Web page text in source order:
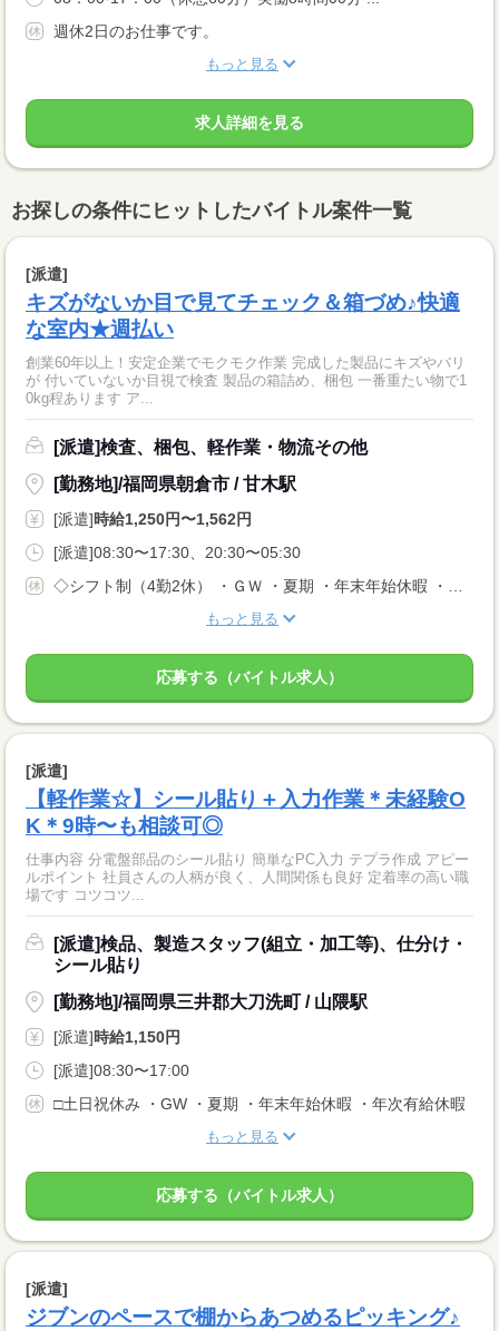
週休2日のお仕事です。
もっと見る
求人詳細を見る
お探しの条件にヒットしたバイトル案件一覧
[派遣]
キズがないか目で見てチェック＆箱づめ♪快適
な室内★週払い
創業60年以上！安定企業でモクモク作業 完成した製品にキズやバリ
が 付いていないか目視で検査 製品の箱詰め、梱包 一番重たい物で1
0kg程あります ア...
[派遣]検査、梱包、軽作業・物流その他
[勤務地]/福岡県朝倉市 / 甘木駅
[派遣]時給1,250円〜1,562円
[派遣]08:30〜17:30、20:30〜05:30
◇シフト制（4勤2休） ・ＧＷ ・夏期 ・年末年始休暇 ・年次有給休暇
もっと見る
応募する（バイトル求人）
[派遣]
【軽作業☆】シール貼り＋入力作業＊未経験O
K＊9時〜も相談可◎
仕事内容 分電盤部品のシール貼り 簡単なPC入力 テプラ作成 アピー
ルポイント 社員さんの人柄が良く、人間関係も良好 定着率の高い職
場です コツコツ...
[派遣]検品、製造スタッフ(組立・加工等)、仕分け・
シール貼り
[勤務地]/福岡県三井郡大刀洗町 / 山隈駅
[派遣]時給1,150円
[派遣]08:30〜17:00
□土日祝休み ・GW ・夏期 ・年末年始休暇 ・年次有給休暇
もっと見る
応募する（バイトル求人）
[派遣]
ジブンのペースで棚からあつめるピッキング♪